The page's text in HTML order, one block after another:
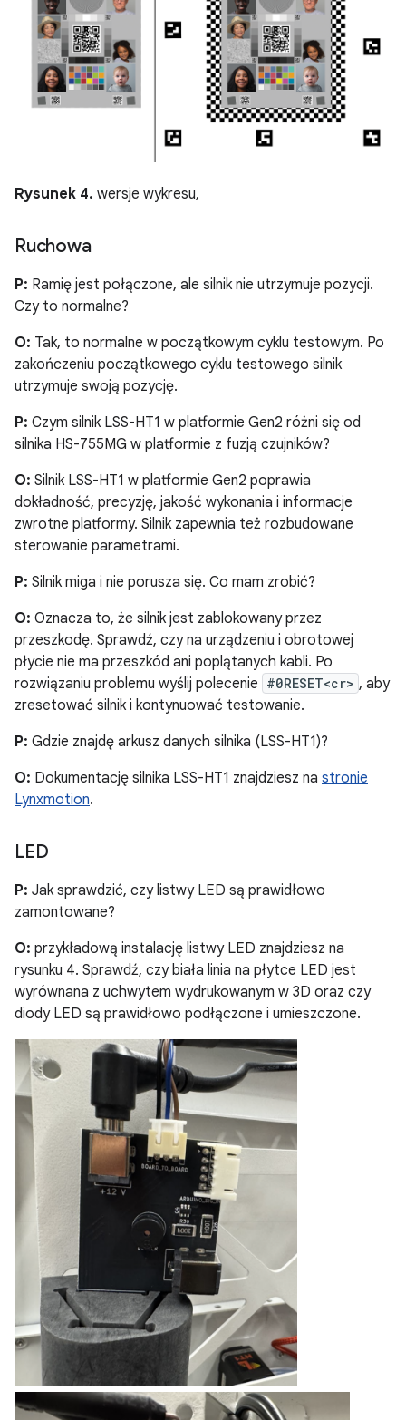
Rysunek 4. wersje wykresu,
Ruchowa
P: Ramię jest połączone, ale silnik nie utrzymuje pozycji.
Czy to normalne?
O: Tak, to normalne w początkowym cyklu testowym. Po
zakończeniu początkowego cyklu testowego silnik
utrzymuje swoją pozycję.
P: Czym silnik LSS-HT1 w platformie Gen2 różni się od
silnika HS-755MG w platformie z fuzją czujników?
O: Silnik LSS-HT1 w platformie Gen2 poprawia
dokładność, precyzję, jakość wykonania i informacje
zwrotne platformy. Silnik zapewnia też rozbudowane
sterowanie parametrami.
P: Silnik miga i nie porusza się. Co mam zrobić?
O: Oznacza to, że silnik jest zablokowany przez
przeszkodę. Sprawdź, czy na urządzeniu i obrotowej
płycie nie ma przeszkód ani poplątanych kabli. Po
rozwiązaniu problemu wyślij polecenie #0RESET<cr> , aby
zresetować silnik i kontynuować testowanie.
P: Gdzie znajdę arkusz danych silnika (LSS-HT1)?
O: Dokumentację silnika LSS-HT1 znajdziesz na stronie
Lynxmotion.
LED
P: Jak sprawdzić, czy listwy LED są prawidłowo
zamontowane?
O: przykładową instalację listwy LED znajdziesz na
rysunku 4. Sprawdź, czy biała linia na płytce LED jest
wyrównana z uchwytem wydrukowanym w 3D oraz czy
diody LED są prawidłowo podłączone i umieszczone.